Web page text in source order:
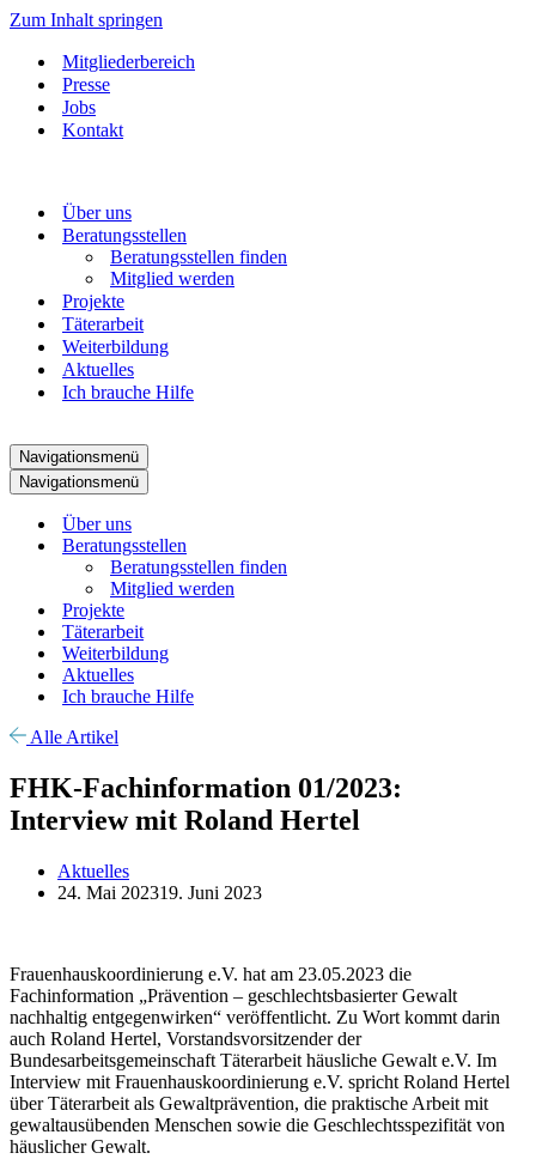
Zum Inhalt springen
Mitgliederbereich
Presse
Jobs
Kontakt
Über uns
Beratungsstellen
Beratungsstellen finden
Mitglied werden
Projekte
Täterarbeit
Weiterbildung
Aktuelles
Ich brauche Hilfe
Navigationsmenü
Navigationsmenü
Über uns
Beratungsstellen
Beratungsstellen finden
Mitglied werden
Projekte
Täterarbeit
Weiterbildung
Aktuelles
Ich brauche Hilfe
Alle Artikel
FHK-Fachinformation 01/2023:
Interview mit Roland Hertel
Aktuelles
24. Mai 202319. Juni 2023
Frauenhauskoordinierung e.V. hat am 23.05.2023 die
Fachinformation „Prävention – geschlechtsbasierter Gewalt
nachhaltig entgegenwirken“ veröffentlicht. Zu Wort kommt darin
auch Roland Hertel, Vorstandsvorsitzender der
Bundesarbeitsgemeinschaft Täterarbeit häusliche Gewalt e.V. Im
Interview mit Frauenhauskoordinierung e.V. spricht Roland Hertel
über Täterarbeit als Gewaltprävention, die praktische Arbeit mit
gewaltausübenden Menschen sowie die Geschlechtsspezifität von
häuslicher Gewalt.